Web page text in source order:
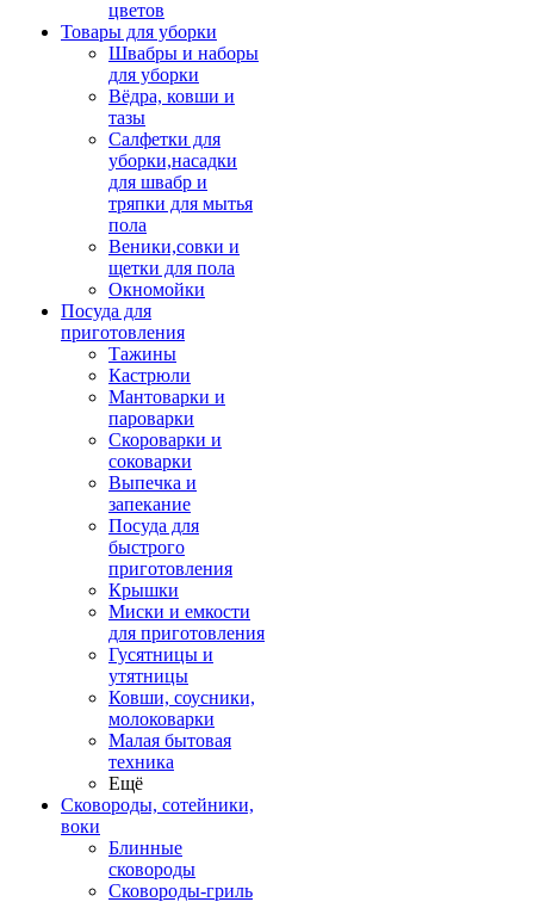
цветов
Товары для уборки
Швабры и наборы
для уборки
Вёдра, ковши и
тазы
Салфетки для
уборки,насадки
для швабр и
тряпки для мытья
пола
Веники,совки и
щетки для пола
Окномойки
Посуда для
приготовления
Тажины
Кастрюли
Мантоварки и
пароварки
Скороварки и
соковарки
Выпечка и
запекание
Посуда для
быстрого
приготовления
Крышки
Миски и емкости
для приготовления
Гусятницы и
утятницы
Ковши, соусники,
молоковарки
Малая бытовая
техника
Ещё
Сковороды, сотейники,
воки
Блинные
сковороды
Сковороды-гриль